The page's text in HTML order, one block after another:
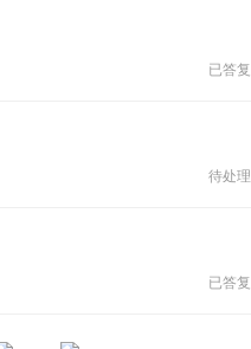
已答复
待处理
已答复